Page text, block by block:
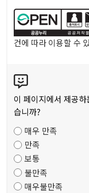
공
리
공
저
작
물
건에 따라 이용할 수
텐
츠
만
도
조
사
이 페이지에서 제공
습니까?
매우 만족
만족
보통
불만족
매우불만족